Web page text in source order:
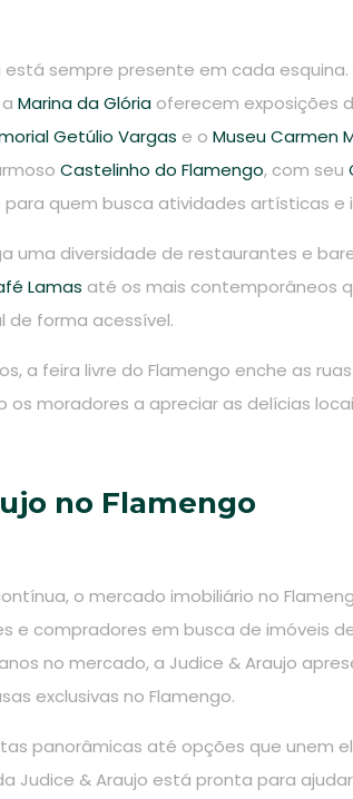
está sempre presente em cada
Marina da Glória oferecem exposições
Getúlio Vargas e o Museu Carmen
Castelinho do Flamengo, com seu
quem busca atividades artísticas e
uma diversidade de restaurantes e
Lamas até os mais contemporâneos
de forma acessível.
a feira livre do Flamengo enche as
os moradores a apreciar as delícias
no Flamengo
o mercado imobiliário no
e compradores em busca de imóveis
no mercado, a Judice & Araujo
exclusivas no Flamengo.
panorâmicas até opções que unem
Judice & Araujo está pronta para